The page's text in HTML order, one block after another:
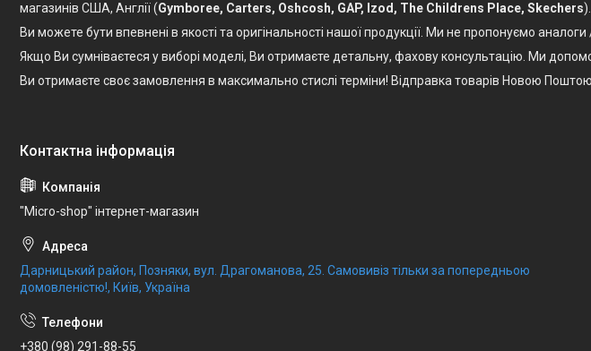
магазинів США, Англії (Gymboree, Carters, Oshcosh, GAP, Izod, The Childrens Place, Skechers).
Ви можете бути впевнені в якості та оригінальності нашої продукції. Ми не пропонуємо аналоги
Якщо Ви сумніваєтеся у виборі моделі, Ви отримаєте детальну, фахову консультацію. Ми
Ви отримаєте своє замовлення в максимально стислі терміни! Відправка товарів Новою
"Micro-shop" інтернет-магазин
Дарницький район, Позняки, вул. Драгоманова, 25. Самовивіз тільки за попередньою
домовленістю!, Київ, Україна
+380 (98) 291-88-55